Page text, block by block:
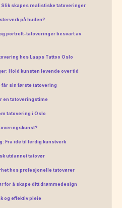
Slik skapes realistiske tatoveringer
på huden?
portrett-tatoveringer besvart av
hos Laaps Tattoo Oslo
Hold kunsten levende over tid
får sin første tatovering
en tatoveringstime
tatovering i Oslo
Fra idé til ferdig kunstverk
utdannet tatovør
hos profesjonelle tatovører
for å skape ditt drømmedesign
og effektiv pleie